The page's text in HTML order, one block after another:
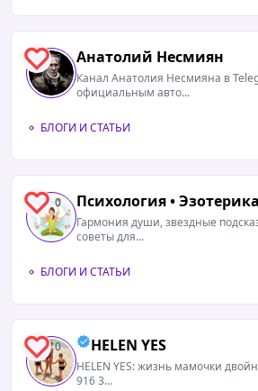
0 Анатолий Несмиян
Канал Анатолия Несмияна в
официальным авто...
БЛОГИ И СТАТЬИ
0 Психология •
Гармония души, звездные
советы для...
БЛОГИ И СТАТЬИ
0 HELEN YES
HELEN YES: жизнь мамочки двойни!
916 3...